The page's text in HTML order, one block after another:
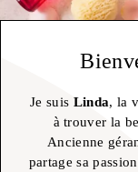
Je suis Linda, la
à trouver la
Ancienne
partage sa